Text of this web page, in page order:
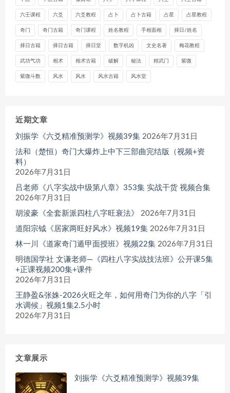
六壬课程 六爻 六爻教程 占卜 占卜古籍 占星 占星教程
奇门 奇门古籍 奇门课程 姓名教程 手相面相 择日/姓名
择日古籍 择日古籍 择日堂 数字机凶 文史名著 梅花教程
武功气功 相术 相术古籍 破解 秘法 精武门 紫微
紫微斗数 风水 风水 风水古籍 风水堂
近期文章
刘振学《六爻精准预测学》视频39集 2026年7月31日
法和（楚恒）奇门大爆炸上中下三部曲完结版（视频+资
料）
2026年7月31日
吕老师《八字实战中级第八章》353集 实战干货 视频合集
2026年7月31日
胡浚豪《全套新派四柱八字旺衰法》
2026年7月31日
道阳宗钺《居家两旺好风水》视频19集 2026年7月31日
林一川《道家奇门遁甲面授班》视频22集 2026年7月31日
明德国学社 文谦老师—《四柱八字实战技法班》公开课5集
+正课视频200集+课件
2026年7月31日
王静盈&张姝-2026火旺之年，如何用奇门为你的八字「引
水调候」视频1集2.5小时
2026年7月31日
文章展示
刘振学《六爻精准预测学》视频39集